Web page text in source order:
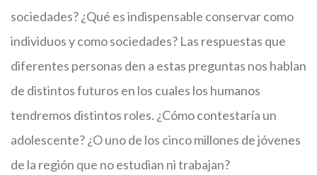
sociedades? ¿Qué es indispensable conservar como
individuos y como sociedades? Las respuestas que
diferentes personas den a estas preguntas nos hablan
de distintos futuros en los cuales los humanos
tendremos distintos roles. ¿Cómo contestaría un
adolescente? ¿O uno de los cinco millones de jóvenes
de la región que no estudian ni trabajan?